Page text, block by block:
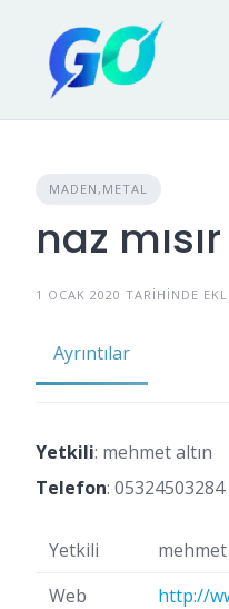
MADEN,METAL
naz
1 OCAK 2020 TARIHINDE
Ayrıntılar
Yetkili: mehmet altın
Telefon: 05324503284
Yetkili
mehmet
Web
http://